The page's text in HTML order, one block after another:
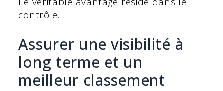
contrôle.
Assurer une visibilité à
long terme et un
meilleur classement